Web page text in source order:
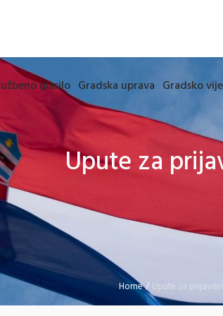
glasilo Gradska uprava Gradsko
Upute za
Home/Upute za